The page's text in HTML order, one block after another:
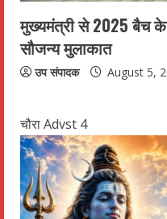
मुख्यमंत्री से 2025 बैच के
सौजन्य मुलाकात
उप संपादक August 5,
चौरा Advst 4